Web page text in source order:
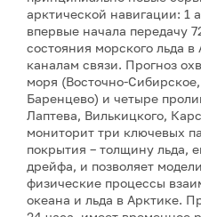
арктической навигации: 1
впервые начала передачу
состояния морского льда
каналам связи. Прогноз
моря (Восточно-
Баренцево) и четыре
Лаптева, Вилькицкого,
мониторит три ключевых
покрытия – толщину льда,
дрейфа, и позволяет
физические процессы
океана и льда в Арктике.